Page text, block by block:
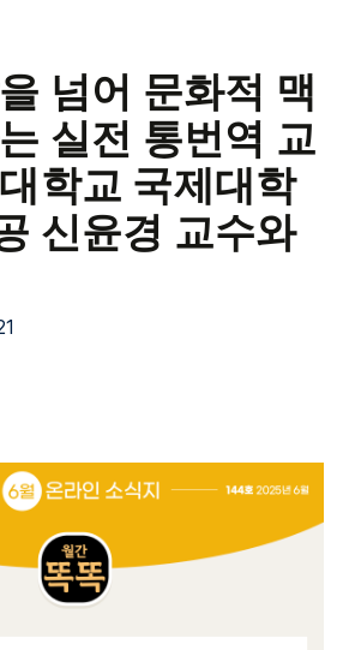
넘어 문화적 맥
실전 통번역 교
학교 국제대학
신윤경 교수와